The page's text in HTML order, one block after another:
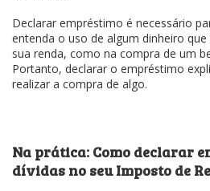
Declarar empréstimo é necessário
entenda o uso de algum dinheiro
sua renda, como na compra de um
Portanto, declarar o empréstimo
realizar a compra de algo.
Na prática: Como declarar
dívidas no seu Imposto de